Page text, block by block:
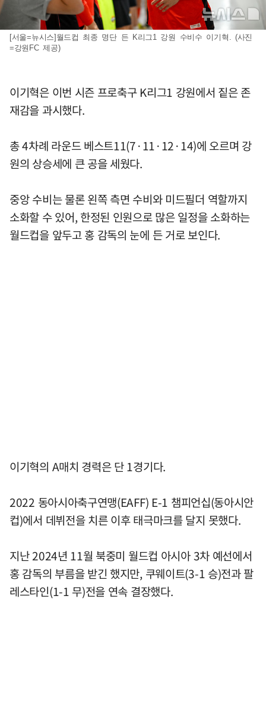
[서울=뉴시스]월드컵 최종 명단 든 K리그1 강원 수비수 이기혁. (사진
=강원FC 제공)
이기혁은 이번 시즌 프로축구 K리그1 강원에서 짙은 존
재감을 과시했다.
총 4차례 라운드 베스트11(7·11·12·14)에 오르며 강
원의 상승세에 큰 공을 세웠다.
중앙 수비는 물론 왼쪽 측면 수비와 미드필더 역할까지
소화할 수 있어, 한정된 인원으로 많은 일정을 소화하는
월드컵을 앞두고 홍 감독의 눈에 든 거로 보인다.
이기혁의 A매치 경력은 단 1경기다.
2022 동아시아축구연맹(EAFF) E-1 챔피언십(동아시안
컵)에서 데뷔전을 치른 이후 태극마크를 달지 못했다.
지난 2024년 11월 북중미 월드컵 아시아 3차 예선에서
홍 감독의 부름을 받긴 했지만, 쿠웨이트(3-1 승)전과 팔
레스타인(1-1 무)전을 연속 결장했다.